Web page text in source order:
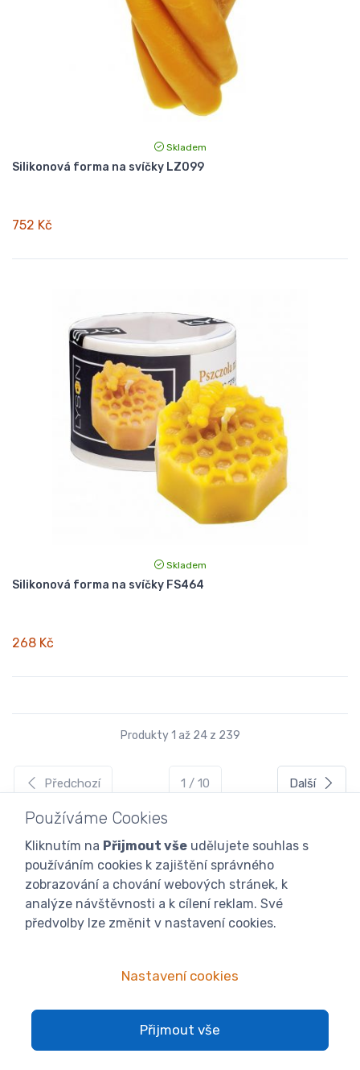
Skladem
Silikonová forma na svíčky LZ099
752 Kč
Skladem
Silikonová forma na svíčky FS464
268 Kč
Produkty 1 až 24 z 239
Předchozí 1 / 10 Další
Používáme Cookies
Kliknutím na Přijmout vše udělujete souhlas s
používáním cookies k zajištění správného
zobrazování a chování webových stránek, k
analýze návštěvnosti a k cílení reklam. Své
předvolby lze změnit v nastavení cookies.
Nastavení cookies
Přijmout vše